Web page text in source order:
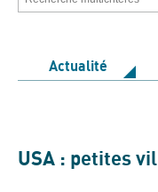
Actualité
USA : petites